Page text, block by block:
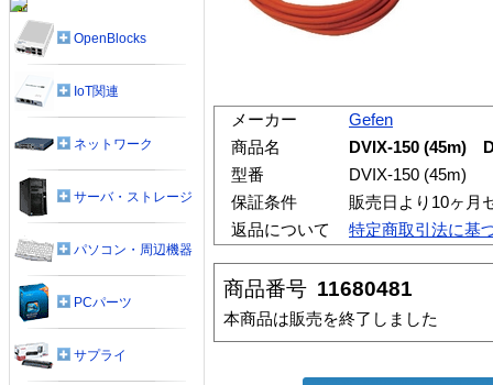
メーカー
Gefen
商品名
DVIX-150 (45m)
型番
DVIX-150 (45m)
保証条件
販売日より10ヶ月
返品について
特定商取引法に基
商品番号 11680481
本商品は販売を終了しました
OpenBlocks
IoT関連
ネットワーク
サーバ・ストレージ
パソコン・周辺機器
PCパーツ
サプライ